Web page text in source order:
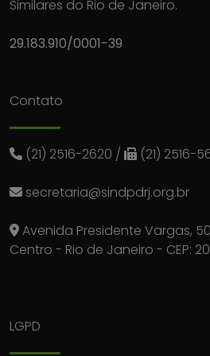
Similares do Rio de Janeiro.
29.183.910/0001-39
Contato
(21) 2516-2620 / (21) 2516-
secretaria@sindpdrj.org.br
Avenida Presidente Vargas,
Centro - Rio de Janeiro - CEP:
LGPD